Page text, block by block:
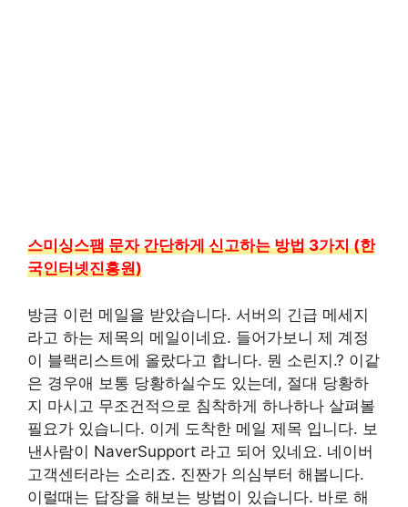
스미싱스팸 문자 간단하게 신고하는 방법 3가지 (한
국인터넷진흥원)
방금 이런 메일을 받았습니다. 서버의 긴급 메세지
라고 하는 제목의 메일이네요. 들어가보니 제 계정
이 블랙리스트에 올랐다고 합니다. 뭔 소린지.? 이같
은 경우애 보통 당황하실수도 있는데, 절대 당황하
지 마시고 무조건적으로 침착하게 하나하나 살펴볼
필요가 있습니다. 이게 도착한 메일 제목 입니다. 보
낸사람이 NaverSupport 라고 되어 있네요. 네이버
고객센터라는 소리죠. 진짠가 의심부터 해봅니다.
이럴때는 답장을 해보는 방법이 있습니다. 바로 해